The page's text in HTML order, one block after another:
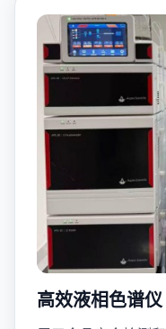
高效液相色谱仪